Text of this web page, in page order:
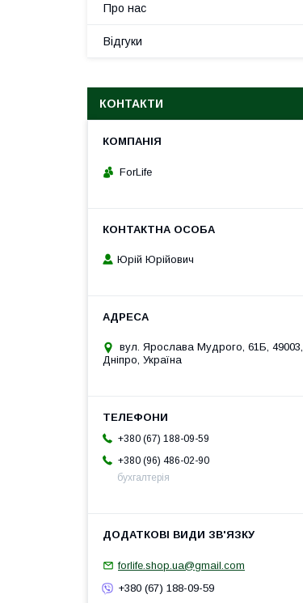
Про нас
Відгуки
КОНТАКТИ
ForLife
Юрій Юрійович
вул. Ярослава Мудрого, 61Б, 49003,
Дніпро, Україна
+380 (67) 188-09-59
+380 (96) 486-02-90
бухгалтерія
forlife.shop.ua@gmail.com
+380 (67) 188-09-59